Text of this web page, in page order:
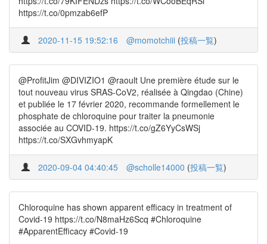
https://t.co/0pmzab6efP
2020-11-15 19:52:16 @momotchiii (投稿一覧)
@ProfitJim @DIVIZIO1 @raoult Une première étude sur le
tout nouveau virus SRAS-CoV2, réalisée à Qingdao (Chine)
et publiée le 17 février 2020, recommande formellement le
phosphate de chloroquine pour traiter la pneumonie
associée au COVID-19. https://t.co/gZ6YyCsWSj
https://t.co/SXGvhmyapK
2020-09-04 04:40:45 @scholle14000 (投稿一覧)
Chloroquine has shown apparent efficacy in treatment of
Covid-19 https://t.co/N8maHz6Scq #Chloroquine
#ApparentEfficacy #Covid-19